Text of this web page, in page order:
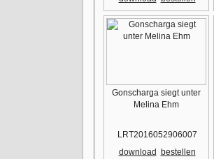
Gonscharga siegt unter
Melina Ehm
LRT2016052906007
download
bestellen